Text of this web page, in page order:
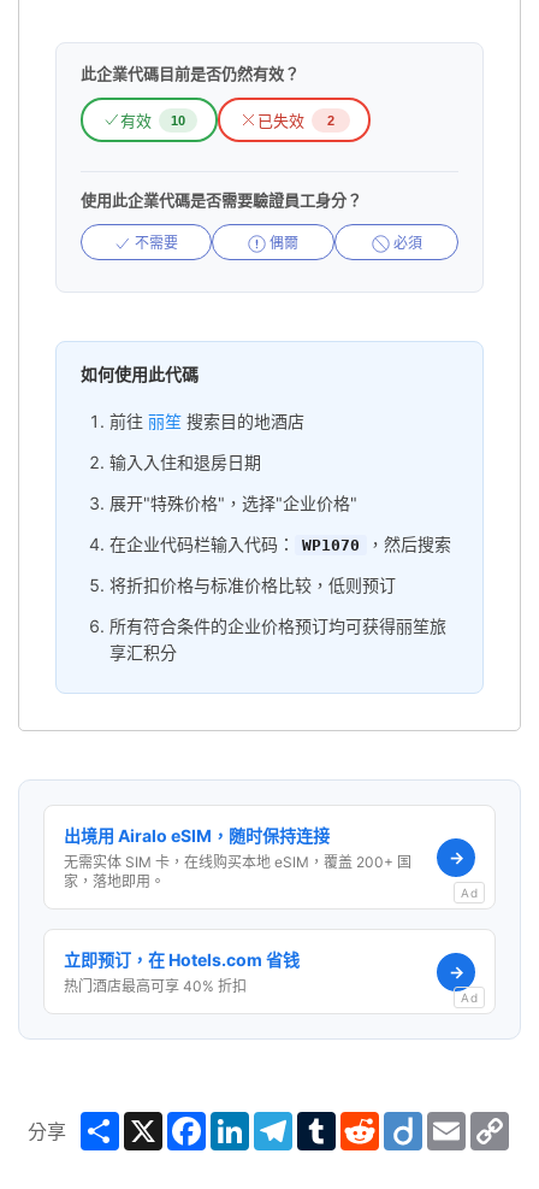
此企業代碼目前是否仍然有效？
有效 10 已失效 2
使用此企業代碼是否需要驗證員工身分？
不需要 偶爾 必須
如何使用此代碼
前往 丽笙 搜索目的地酒店
输入入住和退房日期
展开"特殊价格"，选择"企业价格"
在企业代码栏输入代码：
WP1070
，然后搜索
将折扣价格与标准价格比较，低则预订
所有符合条件的企业价格预订均可获得丽笙旅
享汇积分
出境用 Airalo eSIM，随时保持连接
无需实体 SIM 卡，在线购买本地 eSIM，覆盖 200+ 国
家，落地即用。
→
Ad
立即预订，在 Hotels.com 省钱
热门酒店最高可享 40% 折扣
→
Ad
分享 ShareX Facebook
LinkedInTelegram
TumblrRedditDiigo Email